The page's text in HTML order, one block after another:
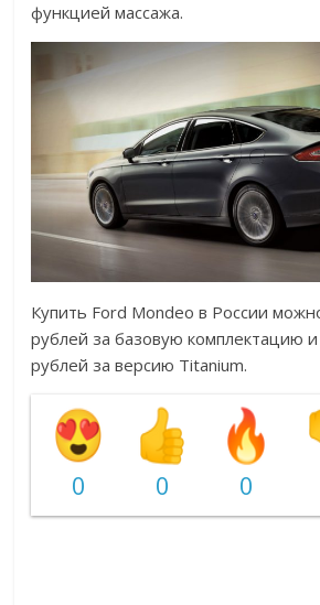
функцией массажа.
Купить Ford Mondeo в России
рублей за базовую комплектацию
рублей за версию Titanium.
0 0 0